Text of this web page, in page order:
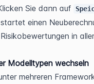
Sie dann auf
einen
in
Modelltypen wechseln
mehreren